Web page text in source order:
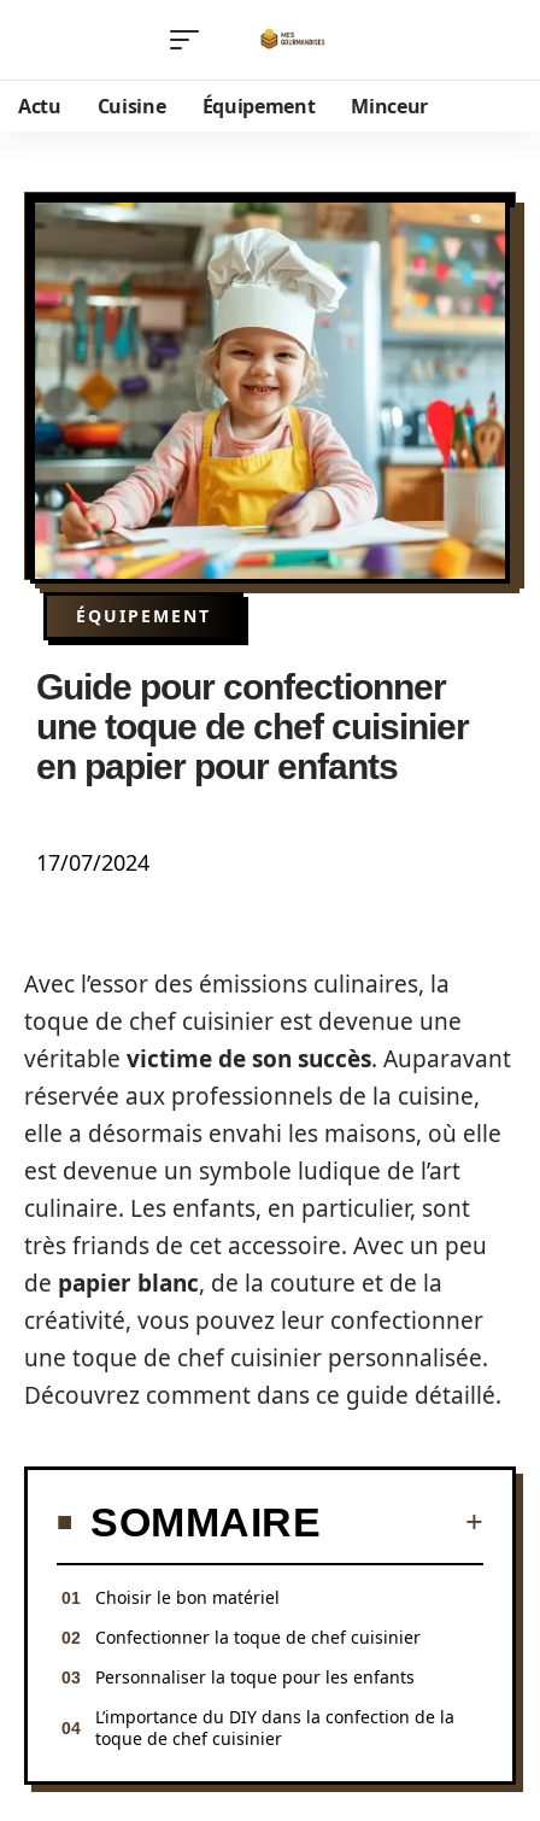
Actu Cuisine Équipement Minceur
ÉQUIPEMENT
Guide pour confectionner
une toque de chef cuisinier
en papier pour enfants
17/07/2024
Avec l’essor des émissions culinaires, la
toque de chef cuisinier est devenue une
véritable victime de son succès. Auparavant
réservée aux professionnels de la cuisine,
elle a désormais envahi les maisons, où elle
est devenue un symbole ludique de l’art
culinaire. Les enfants, en particulier, sont
très friands de cet accessoire. Avec un peu
de papier blanc, de la couture et de la
créativité, vous pouvez leur confectionner
une toque de chef cuisinier personnalisée.
Découvrez comment dans ce guide détaillé.
SOMMAIRE
Choisir le bon matériel
Confectionner la toque de chef cuisinier
Personnaliser la toque pour les enfants
L’importance du DIY dans la confection de la
toque de chef cuisinier